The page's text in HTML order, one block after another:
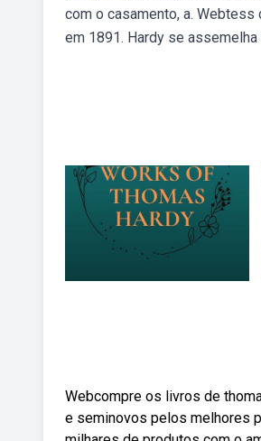
com o casamento, a.
em 1891. Hardy se
Webcompre os livros de
e seminovos pelos melhores